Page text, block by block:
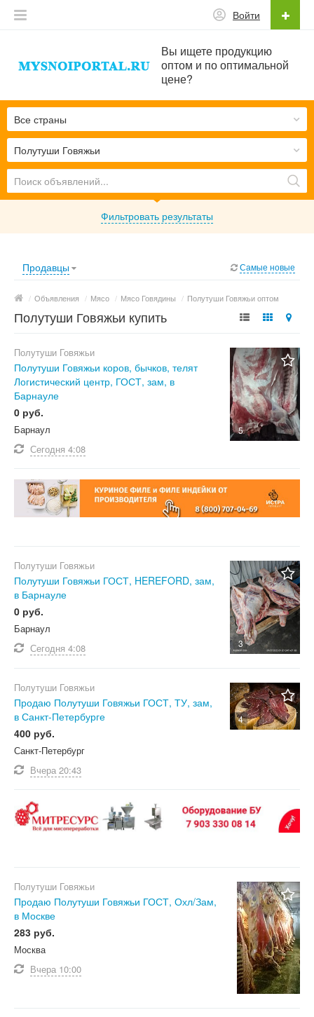
Вы ищете продукцию
оптом и по оптимальной
цене?
Войти
Полутуши Говяжьи
Все страны
Фильтровать результаты
Продавцы Самые новые
/ Объявления / Мясо / Мясо Говядины / Полутуши Говяжьи оптом
Полутуши Говяжьи купить
5
Полутуши Говяжьи
Полутуши Говяжьи коров, бычков, телят
Логистический центр, ГОСТ, зам, в
Барнауле
0 руб.
Барнаул
Сегодня 4:08
3
Полутуши Говяжьи
Полутуши Говяжьи ГОСТ, HEREFORD, зам,
в Барнауле
0 руб.
Барнаул
Сегодня 4:08
4
Полутуши Говяжьи
Продаю Полутуши Говяжьи ГОСТ, ТУ, зам,
в Санкт-Петербурге
400 руб.
Санкт-Петербург
Вчера 20:43
Полутуши Говяжьи
Продаю Полутуши Говяжьи ГОСТ, Охл/Зам,
в Москве
283 руб.
Москва
Вчера 10:00